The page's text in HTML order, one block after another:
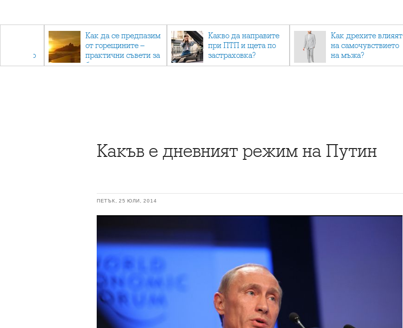
отново
Как да се предпазим
от горещините –
практични съвети за
безопасно лято
Какво да направите
при ПТП и щета по
застраховка?
Как дрехите влияят
на самочувствието
на мъжа?
Какъв е дневният режим на Путин
ПЕТЪК, 25 ЮЛИ, 2014